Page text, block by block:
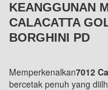
KEANGGUNAN
CALACATTA
BORGHINI PD
Memperkenalkan7012
bercetak penuh yang